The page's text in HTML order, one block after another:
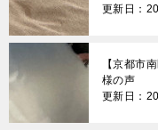
更新日：
【京都市
様の声
更新日：